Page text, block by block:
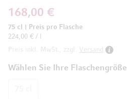
Wählen Sie Ihre Flaschengröße
168,00 €
75 cl
Preis pro Flasche
224,00 € / l
Preis inkl. MwSt., zzgl.
Versand